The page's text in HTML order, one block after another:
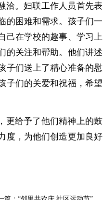
。妇联工作人员首先表
的困难和需求。孩子们一
己在学校的趣事、学习上
的关注和帮助。他们讲述
子们送上了精心准备的慰
子们的关爱和祝福，希望
给予了他们精神上的鼓
度，为他们创造更加良好
篇：“邻里共欢庆 社区运动节”